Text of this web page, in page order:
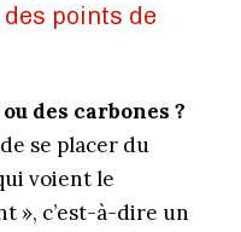
points de
des carbones ?
se placer du
voient le
», c’est-à-dire un